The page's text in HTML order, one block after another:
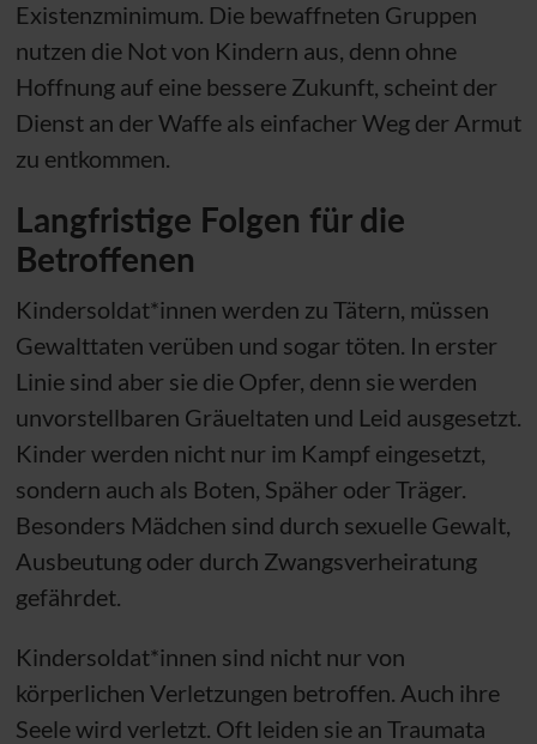
Existenzminimum. Die bewaffneten Gruppen
nutzen die Not von Kindern aus, denn ohne
Hoffnung auf eine bessere Zukunft, scheint der
Dienst an der Waffe als einfacher Weg der Armut
zu entkommen.
Langfristige Folgen für die
Betroffenen
Kindersoldat*innen werden zu Tätern, müssen
Gewalttaten verüben und sogar töten. In erster
Linie sind aber sie die Opfer, denn sie werden
unvorstellbaren Gräueltaten und Leid ausgesetzt.
Kinder werden nicht nur im Kampf eingesetzt,
sondern auch als Boten, Späher oder Träger.
Besonders Mädchen sind durch sexuelle Gewalt,
Ausbeutung oder durch Zwangsverheiratung
gefährdet.
Kindersoldat*innen sind nicht nur von
körperlichen Verletzungen betroffen. Auch ihre
Seele wird verletzt. Oft leiden sie an Traumata